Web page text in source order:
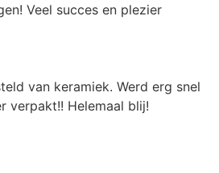
Veel succes en plezier
van keramiek. Werd erg snel
verpakt!! Helemaal blij!